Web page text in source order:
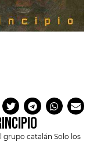
grupo catalán Solo los